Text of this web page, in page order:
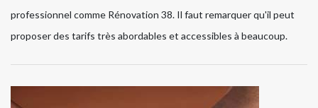
professionnel comme Rénovation 38. Il faut remarquer qu'il peut
proposer des tarifs très abordables et accessibles à beaucoup.